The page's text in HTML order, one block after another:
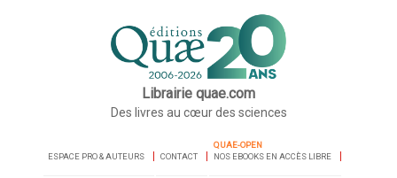
Librairie quae.com
Des livres au cœur des sciences
ESPACE PRO & AUTEURS CONTACT
QUAE-OPEN
NOS EBOOKS EN ACCÈS LIBRE